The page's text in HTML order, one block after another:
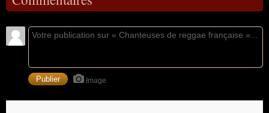
Image